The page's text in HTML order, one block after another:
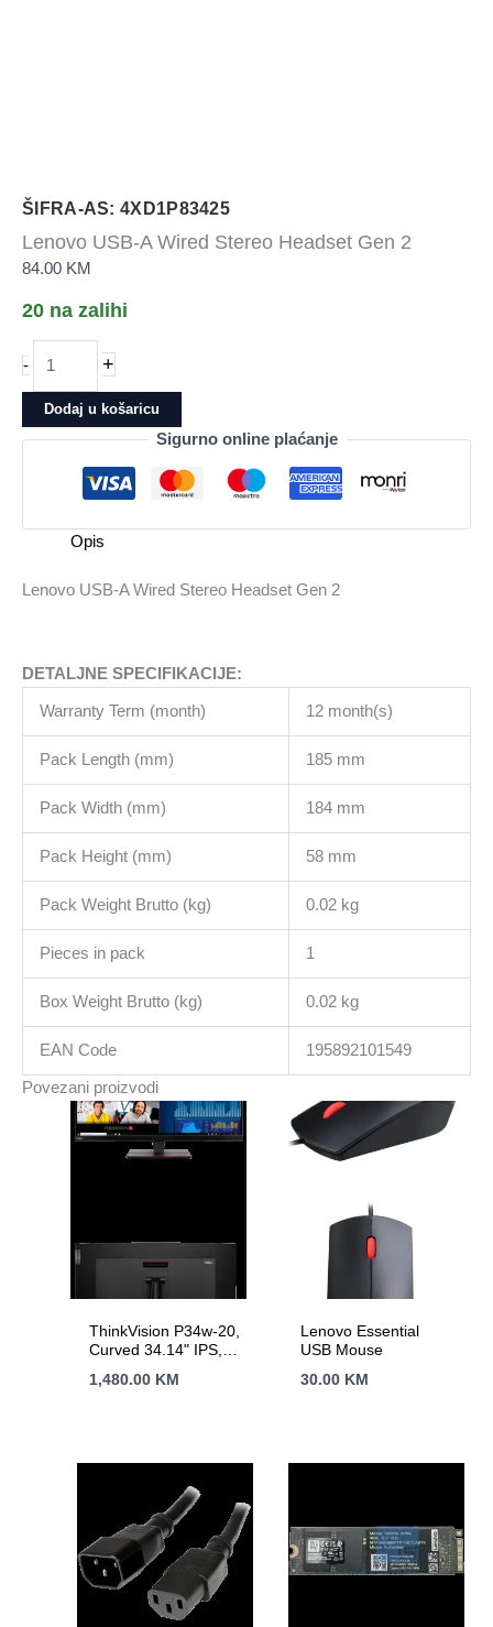
ŠIFRA-AS: 4XD1P83425
Lenovo USB-A Wired Stereo Headset Gen 2
84.00 KM
20 na zalihi
-
USB-
Wired
Headset
2
količina
+
Dodaj u košaricu
Sigurno online plaćanje
Opis
Lenovo USB-A Wired Stereo Headset Gen 2
DETALJNE SPECIFIKACIJE:
Warranty Term (month) 12 month(s)
Pack Length (mm) 185 mm
Pack Width (mm) 184 mm
Pack Height (mm) 58 mm
Pack Weight Brutto (kg) 0.02 kg
Pieces in pack 1
Box Weight Brutto (kg) 0.02 kg
EAN Code 195892101549
Povezani proizvodi
ThinkVision P34w-20,
Curved 34.14" IPS,
Anti-glare, 1000:1,
Swivel, Height Adjust
DP, 1x DP Out, RJ45,
5x USB 3.2, VESA,
3Yr
1,480.00 KM
Lenovo Essential
USB Mouse
30.00 KM